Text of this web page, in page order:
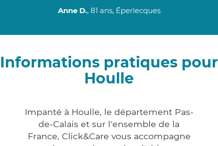
Anne D., 81 ans, Éperlecques
Informations pratiques pour
Houlle
Impanté à Houlle, le département Pas-
de-Calais et sur l'ensemble de la
France, Click&Care vous accompagne